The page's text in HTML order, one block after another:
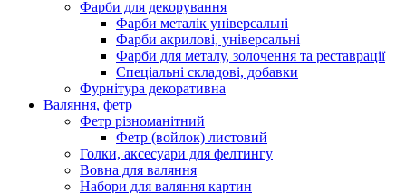
Фарби для декорування
Фарби металік універсальні
Фарби акрилові, універсальні
Фарби для металу, золочення та реставрації
Спеціальні складові, добавки
Фурнітура декоративна
Валяння, фетр
Фетр різноманітний
Фетр (войлок) листовий
Голки, аксесуари для фелтингу
Вовна для валяння
Набори для валяння картин